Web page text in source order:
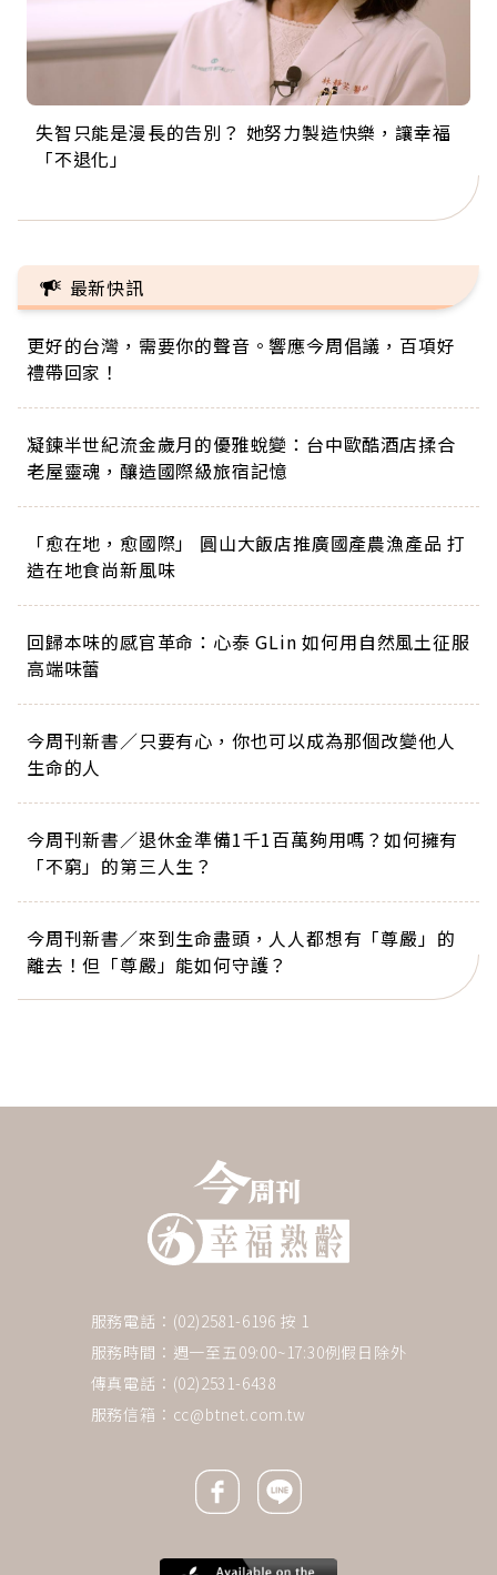
失智只能是漫長的告別？ 她努力製造快樂，讓幸福
「不退化」
來自剛果的巧克力神父 為台灣奉獻36年 「台灣是我
的家，我連作夢都講台語！」
63歲卸矽谷副總、搬回台灣找快樂！「蛋黃哥小
丑」走進安養院，逗樂上萬爺奶：退休後才開始真
104歲打破金氏世界紀錄 成為全球最年長羽球選
手，分享長壽的秘密原來是「這個」
事業巔峰他選擇追夢…黑手阿伯拉小提琴還登上小
巨蛋！連CNN都大讚！
最新快訊
更好的台灣，需要你的聲音。響應今周倡議，百項好
禮帶回家！
凝鍊半世紀流金歲月的優雅蛻變：台中歐酷酒店揉合
老屋靈魂，釀造國際級旅宿記憶
「愈在地，愈國際」 圓山大飯店推廣國產農漁產品 打
造在地食尚新風味
回歸本味的感官革命：心泰 GLin 如何用自然風土征服
高端味蕾
今周刊新書／只要有心，你也可以成為那個改變他人
生命的人
今周刊新書／退休金準備1千1百萬夠用嗎？如何擁有
「不窮」的第三人生？
今周刊新書／來到生命盡頭，人人都想有「尊嚴」的
離去！但「尊嚴」能如何守護？
服務電話：(02)2581-6196 按 1
服務時間：週一至五09:00~17:30例假日除外
傳真電話：(02)2531-6438
服務信箱： cc@btnet.com.tw
Facebook icon
Line icon